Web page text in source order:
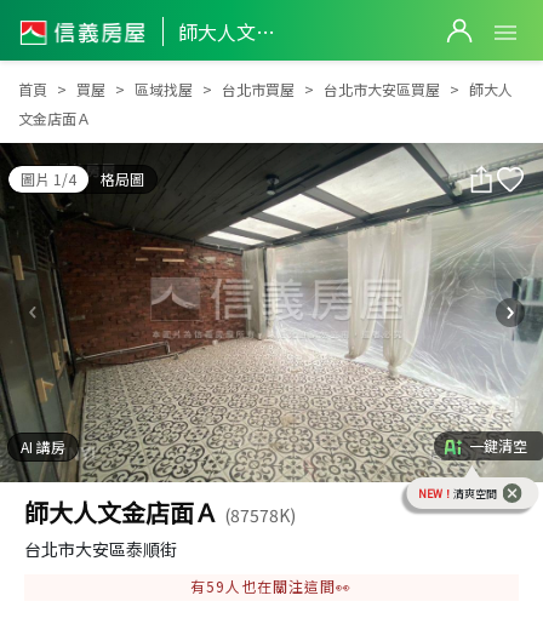
師大人文金店面Ａ
師大人文金店面Ａ
首頁 買屋 區域找屋 台北市買屋 台北市大安區買屋
師大人
文金店面Ａ
圖片 1/4 格局圖
AI 講房 一鍵清空
NEW！ 清爽空間
師大人文金店面Ａ (87578K)
台北市大安區泰順街
有59 人也在關注這間👀